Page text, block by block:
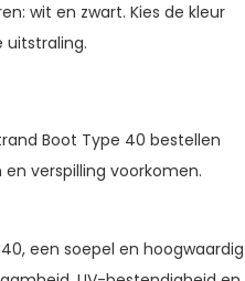
wit en zwart. Kies de kleur
uitstraling.
Boot Type 40 bestellen
verspilling voorkomen.
een soepel en hoogwaardig